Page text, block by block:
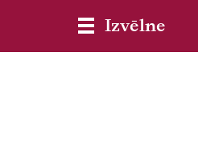
Izvēlne